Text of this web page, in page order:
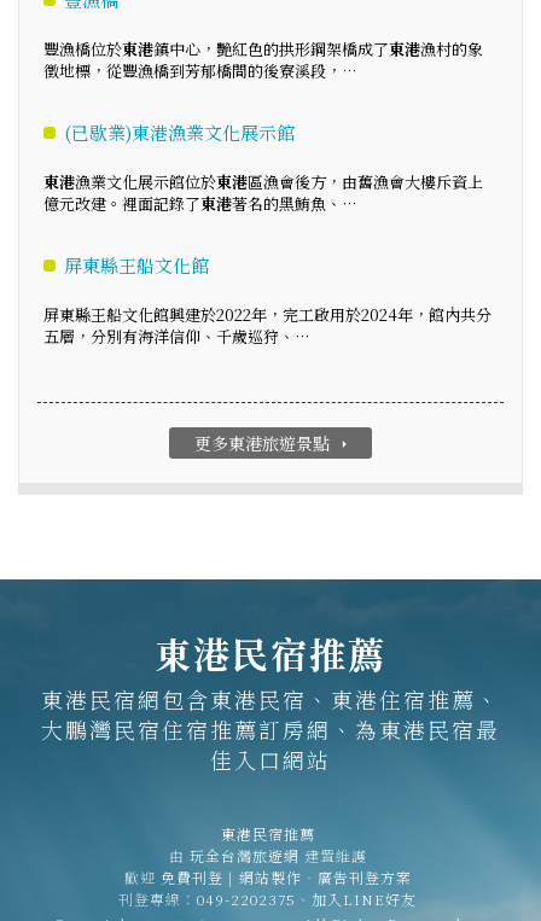
豐漁橋位於東港鎮中心，艷紅色的拱形鋼架橋成了東港漁村的象
徵地標，從豐漁橋到芳郁橋間的後寮溪段，…
(已歇業)東港漁業文化展示館
東港漁業文化展示館位於東港區漁會後方，由舊漁會大樓斥資上
億元改建。裡面記錄了東港著名的黑鮪魚、…
屏東縣王船文化館
屏東縣王船文化館興建於2022年，完工啟用於2024年，館內共分
五層，分別有海洋信仰、千歲巡狩、…
更多東港旅遊景點 arrow_right
東港民宿推薦
東港民宿網包含東港民宿、東港住宿推薦、
大鵬灣民宿住宿推薦訂房網、為東港民宿最
佳入口網站
東港民宿推薦
由 玩全台灣旅遊網 建置維護
歡迎 免費刊登 | 網站製作‧廣告刊登方案
刊登專線： 049-2202375 、 加入LINE好友